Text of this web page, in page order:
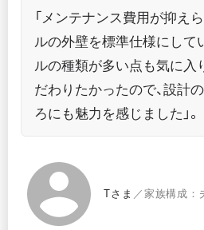
「メンテナンス費用が抑え
ルの外壁を標準仕様にして
ルの種類が多い点も気に入
だわりたかったので、設計
ろにも魅力を感じました」。
Tさま ／家族構成：